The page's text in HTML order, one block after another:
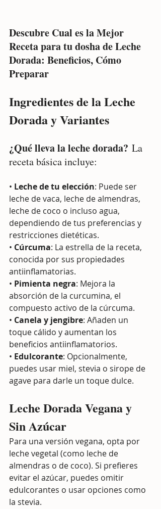
Descubre Cual es la Mejor
Receta para tu dosha de Leche
Dorada: Beneficios, Cómo
Preparar
Ingredientes de la Leche
Dorada y Variantes
¿Qué lleva la leche dorada? La
receta básica incluye:
• Leche de tu elección: Puede ser
leche de vaca, leche de almendras,
leche de coco o incluso agua,
dependiendo de tus preferencias y
restricciones dietéticas.
• Cúrcuma: La estrella de la receta,
conocida por sus propiedades
antiinflamatorias.
• Pimienta negra: Mejora la
absorción de la curcumina, el
compuesto activo de la cúrcuma.
• Canela y jengibre: Añaden un
toque cálido y aumentan los
beneficios antiinflamatorios.
• Edulcorante: Opcionalmente,
puedes usar miel, stevia o sirope de
agave para darle un toque dulce.
Leche Dorada Vegana y
Sin Azúcar
Para una versión vegana, opta por
leche vegetal (como leche de
almendras o de coco). Si prefieres
evitar el azúcar, puedes omitir
edulcorantes o usar opciones como
la stevia.